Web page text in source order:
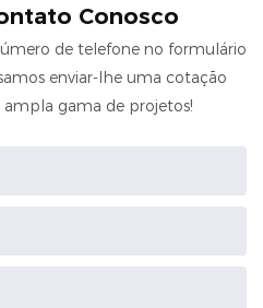
Conosco
de telefone no formulário
enviar-lhe uma cotação
ampla gama de projetos!